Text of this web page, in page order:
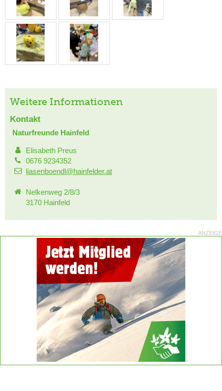
Weitere Informationen
Kontakt
Naturfreunde Hainfeld
Elisabeth Preus
0676 9234352
liasenboendl@hainfelder.at
Nelkenweg 2/8/3
3170 Hainfeld
ANZEIGE